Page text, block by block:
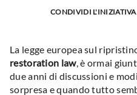
CONDIVIDI L'INIZIATIVA
La legge europea sul
restoration law, è ormai
due anni di discussioni e
sorpresa e quando tutto